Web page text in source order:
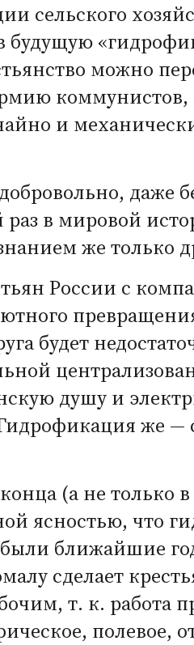
сельского
будущую «
можно
и
даже
в мировой
же только
России с
будет
душу и
же —
(а не только
ясностью, что
ближайшие
сделает
т. к. работа
полевое,